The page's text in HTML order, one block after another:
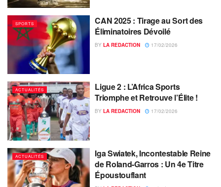
SPORTS
CAN 2025 : Tirage au Sort des
Éliminatoires Dévoilé
BY LA REDACTION 17/02/2026
ACTUALITÉS
Ligue 2 : L’Africa Sports
Triomphe et Retrouve l’Élite !
BY LA REDACTION 17/02/2026
ACTUALITÉS
Iga Swiatek, Incontestable Reine
de Roland-Garros : Un 4e Titre
Époustouflant